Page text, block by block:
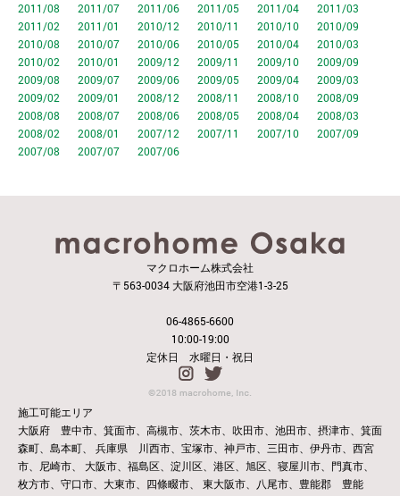
2011/08
2011/07 2011/06 2011/05 2011/04
2011/03
2011/02
2011/01 2010/12 2010/11 2010/10
2010/09
2010/08
2010/07 2010/06 2010/05 2010/04
2010/03
2010/02
2010/01 2009/12 2009/11 2009/10
2009/09
2009/08
2009/07 2009/06 2009/05 2009/04
2009/03
2009/02
2009/01 2008/12 2008/11 2008/10
2008/09
2008/08
2008/07 2008/06 2008/05 2008/04
2008/03
2008/02
2008/01 2007/12 2007/11 2007/10
2007/09
2007/08
2007/07 2007/06
マクロホーム株式会社
〒563-0034 大阪府池田市空港1-3-25
06-4865-6600
10:00-19:00
定休日 水曜日・祝日
施工可能エリア
大阪府 豊中市、箕面市、高槻市、茨木市、吹田市、池田市、摂津市、箕面
森町、島本町、
兵庫県 川西市、宝塚市、神戸市、三田市、伊丹市、西宮
市、尼崎市、
大阪市、福島区、淀川区、港区、旭区、寝屋川市、門真市、
枚方市、守口市、大東市、四條畷市、
東大阪市、八尾市、豊能郡 豊能